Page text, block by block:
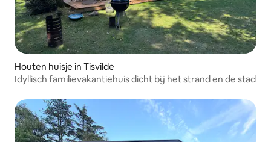
Houten huisje in Tisvilde
Idyllisch familievakantiehuis dicht bij het strand en de stad